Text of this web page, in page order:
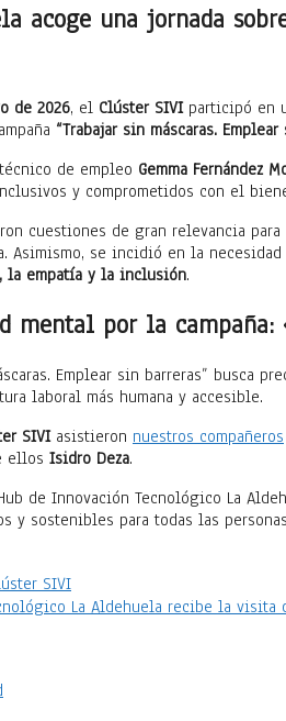
acoge una jornada
de 2026, el Clúster SIVIparticipó en
“Trabajar sin máscaras.
de empleo Gemma Fernández
y comprometidos con el
cuestiones de gran relevancia
Asimismo, se incidió en la
la empatía y la inclusión.
mental por la
Emplear sin barreras”
laboral más humana y accesible.
SIVIasistieron nuestros compañeros
ellos Isidro Deza.
de Innovación Tecnológico La
y sostenibles para todas las
SIVI
La Aldehuela recibe la